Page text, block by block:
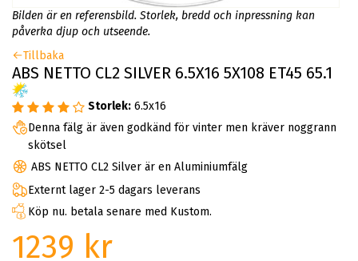
Bilden är en referensbild. Storlek, bredd och inpressning kan
påverka djup och utseende.
Tillbaka
ABS NETTO CL2 SILVER 6.5X16 5X108 ET45 65.1
Storlek: 6.5x16
Denna fälg är även godkänd för vinter men kräver noggrann
skötsel
ABS NETTO CL2 Silver är en Aluminiumfälg
Externt lager 2-5 dagars leverans
Köp nu. betala senare med Kustom.
1239 kr